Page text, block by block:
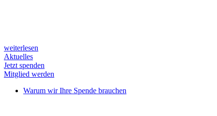
weiterlesen
Aktuelles
Jetzt spenden
Mitglied werden
Warum wir Ihre Spende brauchen